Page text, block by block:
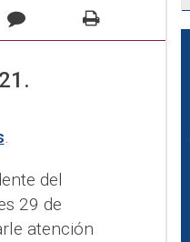
.
del
29 de
atención